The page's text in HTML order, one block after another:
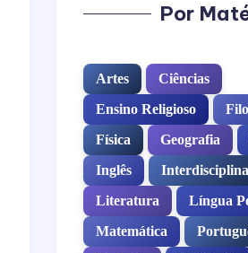
Por
Artes
Ciências
Ensino Religioso
Física
Geografia
Inglês
Literatura
Língua
Matemática